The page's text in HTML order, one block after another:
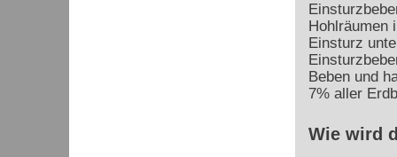
Hohlräumen
Einsturz
Beben und
7% aller
Wie wird